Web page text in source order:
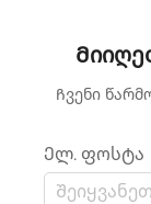
Ჩვენი
Ელ. ფოსტა